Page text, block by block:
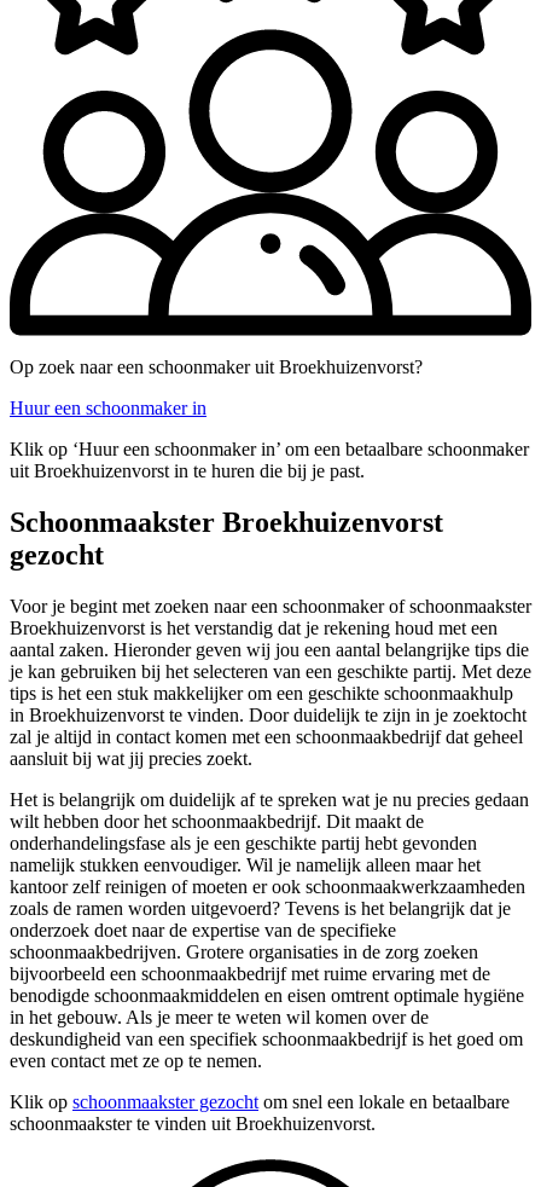
Op zoek naar een schoonmaker uit Broekhuizenvorst?
Huur een schoonmaker in
Klik op ‘Huur een schoonmaker in’ om een betaalbare schoonmaker
uit Broekhuizenvorst in te huren die bij je past.
Schoonmaakster Broekhuizenvorst
gezocht
Voor je begint met zoeken naar een schoonmaker of schoonmaakster
Broekhuizenvorst is het verstandig dat je rekening houd met een
aantal zaken. Hieronder geven wij jou een aantal belangrijke tips die
je kan gebruiken bij het selecteren van een geschikte partij. Met deze
tips is het een stuk makkelijker om een geschikte schoonmaakhulp
in Broekhuizenvorst te vinden. Door duidelijk te zijn in je zoektocht
zal je altijd in contact komen met een schoonmaakbedrijf dat geheel
aansluit bij wat jij precies zoekt.
Het is belangrijk om duidelijk af te spreken wat je nu precies gedaan
wilt hebben door het schoonmaakbedrijf. Dit maakt de
onderhandelingsfase als je een geschikte partij hebt gevonden
namelijk stukken eenvoudiger. Wil je namelijk alleen maar het
kantoor zelf reinigen of moeten er ook schoonmaakwerkzaamheden
zoals de ramen worden uitgevoerd? Tevens is het belangrijk dat je
onderzoek doet naar de expertise van de specifieke
schoonmaakbedrijven. Grotere organisaties in de zorg zoeken
bijvoorbeeld een schoonmaakbedrijf met ruime ervaring met de
benodigde schoonmaakmiddelen en eisen omtrent optimale hygiëne
in het gebouw. Als je meer te weten wil komen over de
deskundigheid van een specifiek schoonmaakbedrijf is het goed om
even contact met ze op te nemen.
Klik op schoonmaakster gezocht om snel een lokale en betaalbare
schoonmaakster te vinden uit Broekhuizenvorst.